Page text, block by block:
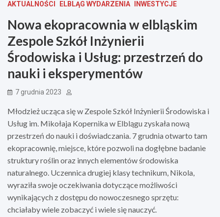
AKTUALNOŚCI ELBLĄG WYDARZENIA INWESTYCJE
Nowa ekopracownia w elbląskim
Zespole Szkół Inżynierii
Środowiska i Usług: przestrzeń do
nauki i eksperymentów
7 grudnia 2023
Młodzież ucząca się w Zespole Szkół Inżynierii Środowiska i
Usług im. Mikołaja Kopernika w Elblągu zyskała nową
przestrzeń do nauki i doświadczania. 7 grudnia otwarto tam
ekopracownię, miejsce, które pozwoli na dogłębne badanie
struktury roślin oraz innych elementów środowiska
naturalnego. Uczennica drugiej klasy technikum, Nikola,
wyraziła swoje oczekiwania dotyczące możliwości
wynikających z dostępu do nowoczesnego sprzętu:
chciałaby wiele zobaczyć i wiele się nauczyć.